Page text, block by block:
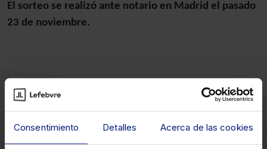
Consentimiento Detalles Acerca de las cookies
El sorteo se realizó ante notario en Madrid el pasado
23 de noviembre.
Contenido